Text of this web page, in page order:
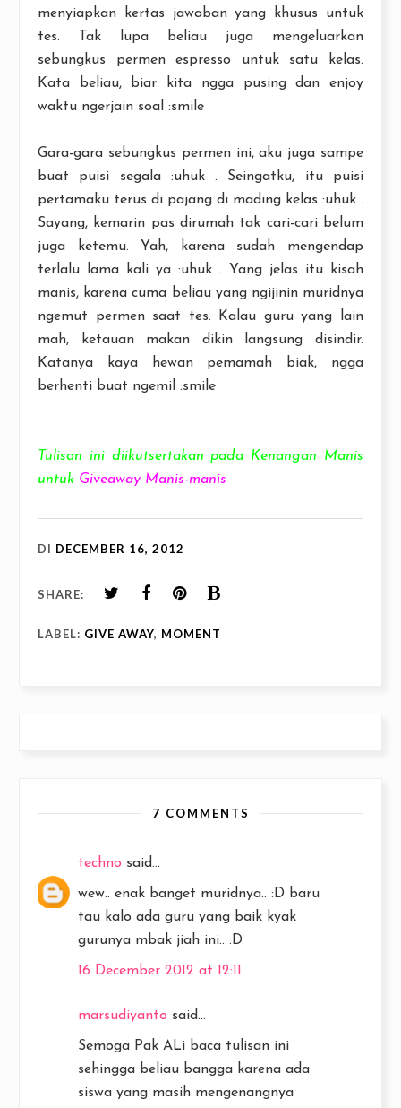
menyiapkan kertas jawaban yang khusus untuk
tes. Tak lupa beliau juga mengeluarkan
sebungkus permen espresso untuk satu kelas.
Kata beliau, biar kita ngga pusing dan enjoy
waktu ngerjain soal :smile
Gara-gara sebungkus permen ini, aku juga sampe
buat puisi segala :uhuk . Seingatku, itu puisi
pertamaku terus di pajang di mading kelas :uhuk .
Sayang, kemarin pas dirumah tak cari-cari belum
juga ketemu. Yah, karena sudah mengendap
terlalu lama kali ya :uhuk . Yang jelas itu kisah
manis, karena cuma beliau yang ngijinin muridnya
ngemut permen saat tes. Kalau guru yang lain
mah, ketauan makan dikin langsung disindir.
Katanya kaya hewan pemamah biak, ngga
berhenti buat ngemil :smile
Tulisan ini diikutsertakan pada Kenangan Manis
untuk Giveaway Manis-manis
DI DECEMBER 16, 2012
SHARE:
LABEL: GIVE AWAY, MOMENT
7 COMMENTS
techno said...
wew.. enak banget muridnya.. :D baru
tau kalo ada guru yang baik kyak
gurunya mbak jiah ini.. :D
16 December 2012 at 12:11
marsudiyanto said...
Semoga Pak ALi baca tulisan ini
sehingga beliau bangga karena ada
siswa yang masih mengenangnya